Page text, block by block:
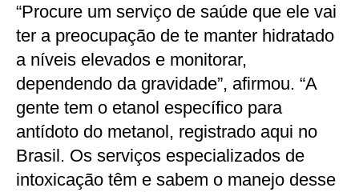
“Procure um serviço de saúde que ele vai
ter a preocupação de te manter hidratado
a níveis elevados e monitorar,
dependendo da gravidade”, afirmou. “A
gente tem o etanol específico para
antídoto do metanol, registrado aqui no
Brasil. Os serviços especializados de
intoxicação têm e sabem o manejo desse